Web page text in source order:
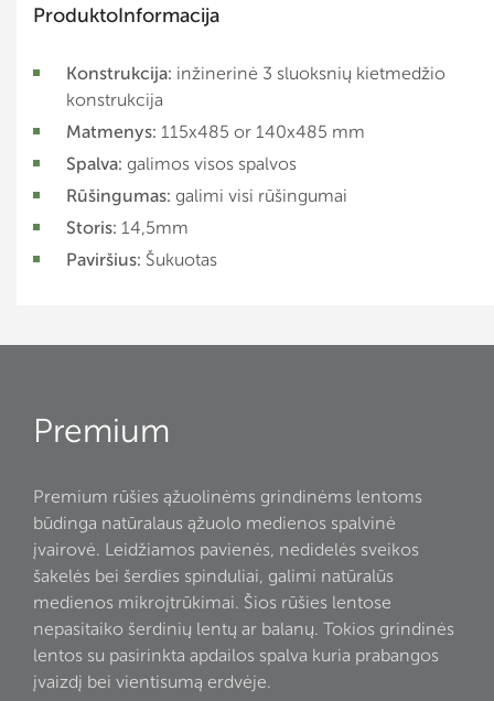
ProduktoInformacija
Konstrukcija: inžinerinė 3 sluoksnių kietmedžio
konstrukcija
Matmenys: 115x485 or 140x485 mm
Spalva: galimos visos spalvos
Rūšingumas: galimi visi rūšingumai
Storis: 14,5mm
Paviršius: Šukuotas
Premium
Premium rūšies ąžuolinėms grindinėms lentoms
būdinga natūralaus ąžuolo medienos spalvinė
įvairovė. Leidžiamos pavienės, nedidelės sveikos
šakelės bei šerdies spinduliai, galimi natūralūs
medienos mikroįtrūkimai. Šios rūšies lentose
nepasitaiko šerdinių lentų ar balanų. Tokios grindinės
lentos su pasirinkta apdailos spalva kuria prabangos
įvaizdį bei vientisumą erdvėje.